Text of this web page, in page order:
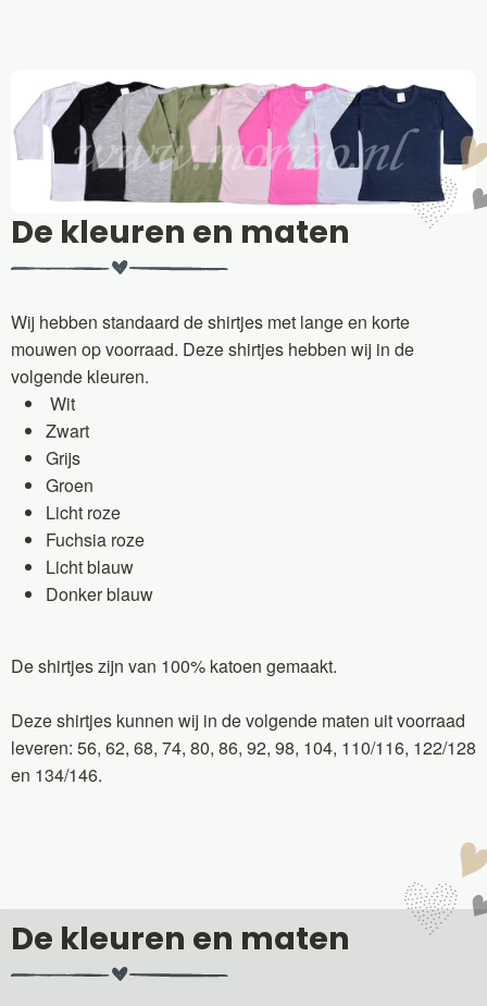
De kleuren en maten
Wij hebben standaard de shirtjes met lange en korte
mouwen op voorraad. Deze shirtjes hebben wij in de
volgende kleuren.
Wit
Zwart
Grijs
Groen
Licht roze
Fuchsia roze
Licht blauw
Donker blauw
De shirtjes zijn van 100% katoen gemaakt.
Deze shirtjes kunnen wij in de volgende maten uit voorraad
leveren: 56, 62, 68, 74, 80, 86, 92, 98, 104, 110/116, 122/128
en 134/146.
De kleuren en maten